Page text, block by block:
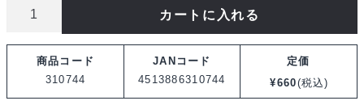
ー
カートに入れる
商品コード
310744
JANコード
4513886310744
定価
¥660(税込)